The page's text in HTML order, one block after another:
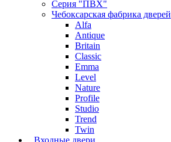
Серия "ПВХ"
Чебоксарская фабрика дверей
Alfa
Antique
Britain
Classic
Emma
Level
Nature
Profile
Studio
Trend
Twin
Входные двери